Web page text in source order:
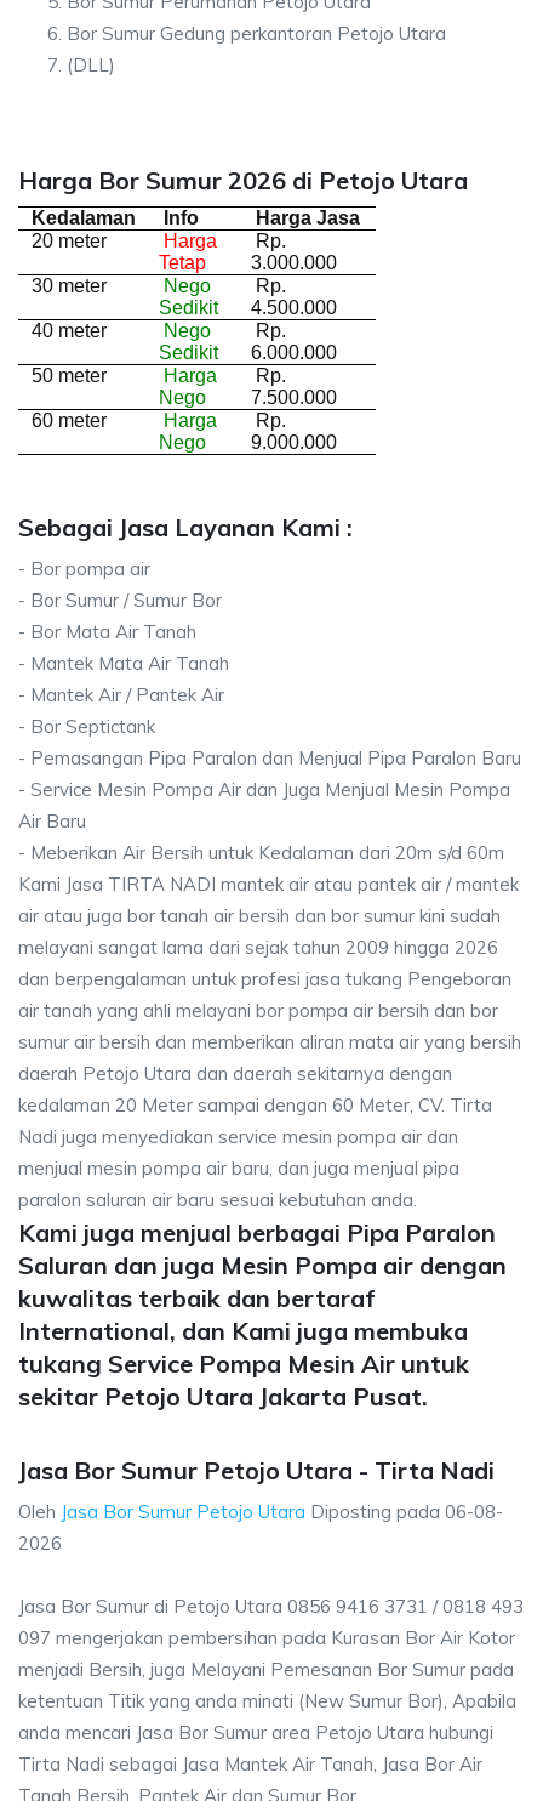
Bor Sumur Gedung perkantoran Petojo Utara
(DLL)
Harga Bor Sumur 2026 di Petojo Utara
Kedalaman Info
Harga Jasa
20 meter
Harga
Tetap
Rp.
3.000.000
30 meter
Nego
Sedikit
Rp.
4.500.000
40 meter
Nego
Sedikit
Rp.
6.000.000
50 meter
Harga
Nego
Rp.
7.500.000
60 meter
Harga
Nego
Rp.
9.000.000
Sebagai Jasa Layanan Kami :
- Bor pompa air
- Bor Sumur / Sumur Bor
- Bor Mata Air Tanah
- Mantek Mata Air Tanah
- Mantek Air / Pantek Air
- Bor Septictank
- Pemasangan Pipa Paralon dan Menjual Pipa Paralon Baru
- Service Mesin Pompa Air dan Juga Menjual Mesin Pompa
Air Baru
- Meberikan Air Bersih untuk Kedalaman dari 20m s/d 60m
Kami Jasa TIRTA NADI mantek air atau pantek air / mantek
air atau juga bor tanah air bersih dan bor sumur kini sudah
melayani sangat lama dari sejak tahun 2009 hingga 2026
dan berpengalaman untuk profesi jasa tukang Pengeboran
air tanah yang ahli melayani bor pompa air bersih dan bor
sumur air bersih dan memberikan aliran mata air yang bersih
daerah Petojo Utara dan daerah sekitarnya dengan
kedalaman 20 Meter sampai dengan 60 Meter, CV. Tirta
Nadi juga menyediakan service mesin pompa air dan
menjual mesin pompa air baru, dan juga menjual pipa
paralon saluran air baru sesuai kebutuhan anda.
Kami juga menjual berbagai Pipa Paralon
Saluran dan juga Mesin Pompa air dengan
kuwalitas terbaik dan bertaraf
International, dan Kami juga membuka
tukang Service Pompa Mesin Air untuk
sekitar Petojo Utara Jakarta Pusat.
Jasa Bor Sumur Petojo Utara - Tirta Nadi
Oleh Jasa Bor Sumur Petojo Utara Diposting pada 06-08-
2026
Jasa Bor Sumur di Petojo Utara 0856 9416 3731 / 0818 493
097 mengerjakan pembersihan pada Kurasan Bor Air Kotor
menjadi Bersih, juga Melayani Pemesanan Bor Sumur pada
ketentuan Titik yang anda minati (New Sumur Bor), Apabila
anda mencari Jasa Bor Sumur area Petojo Utara hubungi
Tirta Nadi sebagai Jasa Mantek Air Tanah, Jasa Bor Air
Tanah Bersih, Pantek Air dan Sumur Bor.